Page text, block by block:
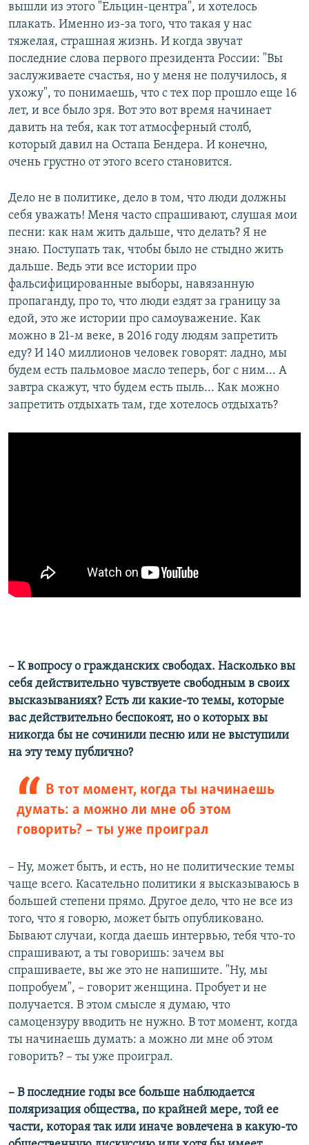
вышли из этого "Ельцин-центра", и хотелось
плакать. Именно из-за того, что такая у нас
тяжелая, страшная жизнь. И когда звучат
последние слова первого президента России: "Вы
заслуживаете счастья, но у меня не получилось, я
ухожу", то понимаешь, что с тех пор прошло еще 16
лет, и все было зря. Вот это вот время начинает
давить на тебя, как тот атмосферный столб,
который давил на Остапа Бендера. И конечно,
очень грустно от этого всего становится.
Дело не в политике, дело в том, что люди должны
себя уважать! Меня часто спрашивают, слушая мои
песни: как нам жить дальше, что делать? Я не
знаю. Поступать так, чтобы было не стыдно жить
дальше. Ведь эти все истории про
фальсифицированные выборы, навязанную
пропаганду, про то, что люди ездят за границу за
едой, это же истории про самоуважение. Как
можно в 21-м веке, в 2016 году людям запретить
еду? И 140 миллионов человек говорят: ладно, мы
будем есть пальмовое масло теперь, бог с ним... А
завтра скажут, что будем есть пыль... Как можно
запретить отдыхать там, где хотелось отдыхать?
– К вопросу о гражданских свободах. Насколько вы
себя действительно чувствуете свободным в своих
высказываниях? Есть ли какие-то темы, которые
вас действительно беспокоят, но о которых вы
никогда бы не сочинили песню или не выступили
на эту тему публично?
В тот момент, когда ты начинаешь
думать: а можно ли мне об этом
говорить? – ты уже проиграл
– Ну, может быть, и есть, но не политические темы
чаще всего. Касательно политики я высказываюсь в
большей степени прямо. Другое дело, что не все из
того, что я говорю, может быть опубликовано.
Бывают случаи, когда даешь интервью, тебя что-то
спрашивают, а ты говоришь: зачем вы
спрашиваете, вы же это не напишите. "Ну, мы
попробуем", – говорит женщина. Пробует и не
получается. В этом смысле я думаю, что
самоцензуру вводить не нужно. В тот момент, когда
ты начинаешь думать: а можно ли мне об этом
говорить? – ты уже проиграл.
– В последние годы все больше наблюдается
поляризация общества, по крайней мере, той ее
части, которая так или иначе вовлечена в какую-то